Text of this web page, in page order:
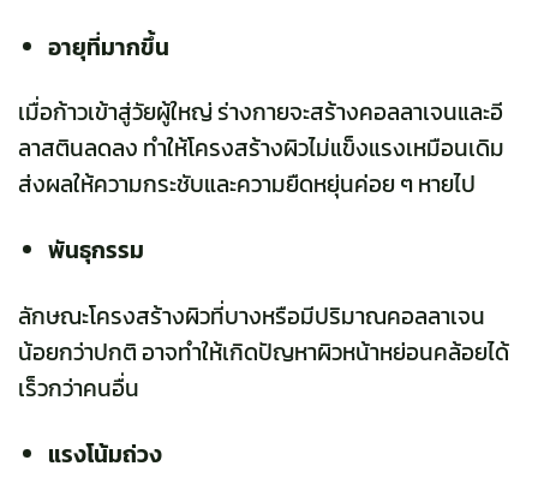
อายุที่มากขึ้น
เมื่อก้าวเข้าสู่วัยผู้ใหญ่ ร่างกายจะสร้างคอลลาเจนและอี
ลาสตินลดลง ทำให้โครงสร้างผิวไม่แข็งแรงเหมือนเดิม
ส่งผลให้ความกระชับและความยืดหยุ่นค่อย ๆ หายไป
พันธุกรรม
ลักษณะโครงสร้างผิวที่บางหรือมีปริมาณคอลลาเจน
น้อยกว่าปกติ อาจทำให้เกิดปัญหาผิวหน้าหย่อนคล้อยได้
เร็วกว่าคนอื่น
แรงโน้มถ่วง